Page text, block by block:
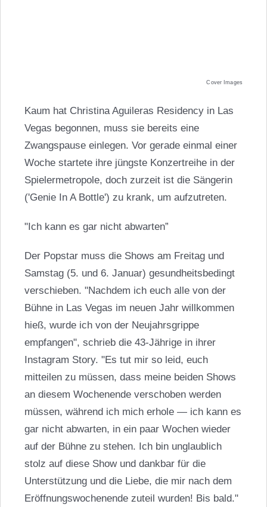
Cover Images
Kaum hat Christina Aguileras Residency in Las
Vegas begonnen, muss sie bereits eine
Zwangspause einlegen. Vor gerade einmal einer
Woche startete ihre jüngste Konzertreihe in der
Spielermetropole, doch zurzeit ist die Sängerin
('Genie In A Bottle') zu krank, um aufzutreten.
"Ich kann es gar nicht abwarten”
Der Popstar muss die Shows am Freitag und
Samstag (5. und 6. Januar) gesundheitsbedingt
verschieben. "Nachdem ich euch alle von der
Bühne in Las Vegas im neuen Jahr willkommen
hieß, wurde ich von der Neujahrsgrippe
empfangen", schrieb die 43-Jährige in ihrer
Instagram Story. "Es tut mir so leid, euch
mitteilen zu müssen, dass meine beiden Shows
an diesem Wochenende verschoben werden
müssen, während ich mich erhole — ich kann es
gar nicht abwarten, in ein paar Wochen wieder
auf der Bühne zu stehen. Ich bin unglaublich
stolz auf diese Show und dankbar für die
Unterstützung und die Liebe, die mir nach dem
Eröffnungswochenende zuteil wurden! Bis bald."